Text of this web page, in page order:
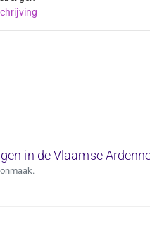
in de Vlaamse